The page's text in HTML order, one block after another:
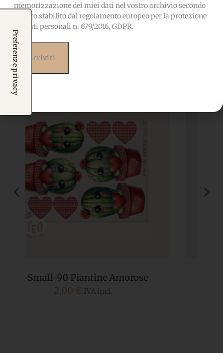
Prodotti correlati
Potrebbero interessarti
P-Small-89 Pasticcini Misti
2,00€
memorizzazione dei miei dati nel vostro archivio secondo
quanto stabilito dal regolamento europeo per la protezione
dei dati personali n. 679/2016, GDPR.